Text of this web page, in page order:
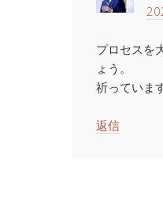
プロセスを
ょう。
祈っています
返信